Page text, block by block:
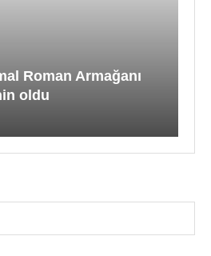
Roman Armağanı
oldu